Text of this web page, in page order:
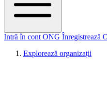
Intră în cont ONG Înregistrează
Explorează organizații